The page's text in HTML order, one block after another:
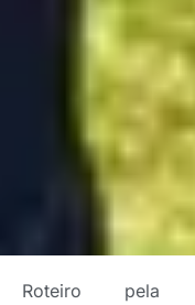
Roteiro pela